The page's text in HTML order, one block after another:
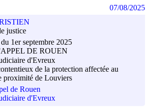
justice
1er septembre 2025
DE ROUEN
d'Evreux
de la protection affectée au
proximité de Louviers
de Rouen
d'Evreux
07/08/2025